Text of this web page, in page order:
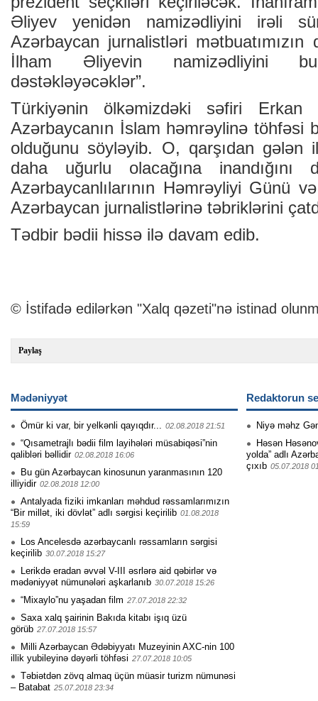
Əliyev yenidən namizədliyini irəli
Azərbaycan jurnalistləri
İlham Əliyevin namizədliyini
dəstəkləyəcəklər”.
Türkiyənin ölkəmizdəki səfiri
Azərbaycanın İslam həmrəylinə töhfəsi
olduğunu söyləyib. O, qarşıdan gələn
daha uğurlu olacağına
Azərbaycanlılarının Həmrəyliyi Günü
Azərbaycan jurnalistlərinə təbriklərini
Tədbir bədii hissə ilə davam edib.
© İstifadə edilərkən "Xalq qəzeti"nə istinad
Paylaş
Mədəniyyət
Ömür ki var, bir yelkənli qayıqdır... 02.08.2018 21:51
“Qısametrajlı bədii film layihələri müsabiqəsi”nin
qalibləri bəllidir 02.08.2018 16:06
Bu gün Azərbaycan kinosunun yaranmasının 120
illiyidir 02.08.2018 12:00
Antalyada fiziki imkanları məhdud rəssamlarımızın
“Bir millət, iki dövlət” adlı sərgisi keçirilib 01.08.2018
15:59
Los Ancelesdə azərbaycanlı rəssamların sərgisi
keçirilib 30.07.2018 15:27
Lerikdə eradan əvvəl V-III əsrlərə aid qəbirlər və
mədəniyyət nümunələri aşkarlanıb 30.07.2018 15:26
“Mixaylo”nu yaşadan film 27.07.2018 22:32
Saxa xalq şairinin Bakıda kitabı işıq üzü
görüb 27.07.2018 15:57
Milli Azərbaycan Ədəbiyyatı Muzeyinin AXC-nin 100
illik yubileyinə dəyərli töhfəsi 27.07.2018 10:05
Təbiətdən zövq almaq üçün müasir turizm nümunəsi
– Batabat 25.07.2018 23:34
Redaktorun
Niyə məhz
Həsən
yolda” adlı
çıxıb 05.07.2018